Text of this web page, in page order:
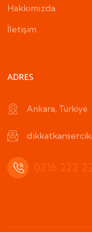
Hakkımızda
İletişim
ADRES
Ankara, Türkiye
0216 222